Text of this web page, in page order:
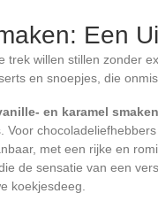
Een
trek willen stillen zonder
en snoepjes, die
en karamel smaken
Voor
met een rijke en
de sensatie van een
koekjesdeeg.